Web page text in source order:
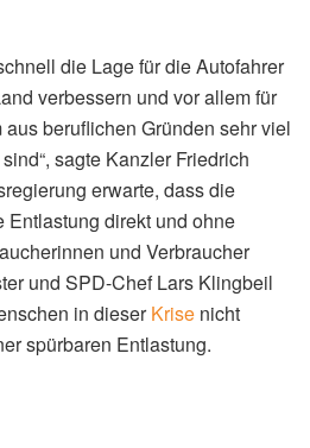
die Lage für die Autofahrer
verbessern und vor allem für
beruflichen Gründen sehr viel
sagte Kanzler Friedrich
erwarte, dass die
Entlastung direkt und ohne
und Verbraucher
und SPD-Chef Lars Klingbeil
in dieserKrise nicht
spürbaren Entlastung.